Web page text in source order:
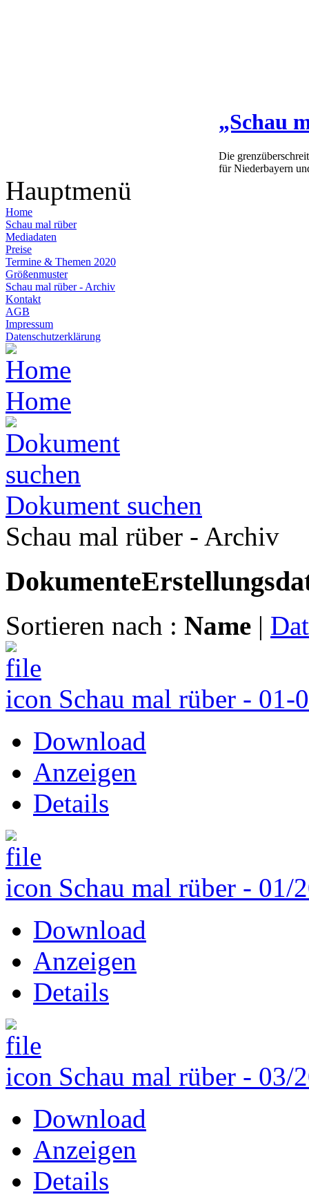
„Schau
Die
für Niederbayern
Hauptmenü
Home
Schau mal rüber
Mediadaten
Preise
Termine & Themen 2020
Größenmuster
Schau mal rüber - Archiv
Kontakt
AGB
Impressum
Datenschutzerklärung
Home
Dokument suchen
Schau mal rüber - Archiv
Dokumente
Sortieren nach : Name |
Schau mal rüber - 01-
Download
Anzeigen
Details
Schau mal rüber - 01/
Download
Anzeigen
Details
Schau mal rüber - 03/
Download
Anzeigen
Details